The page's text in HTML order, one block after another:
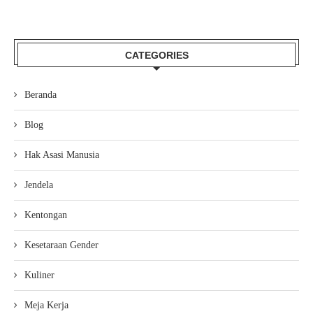
CATEGORIES
Beranda
Blog
Hak Asasi Manusia
Jendela
Kentongan
Kesetaraan Gender
Kuliner
Meja Kerja